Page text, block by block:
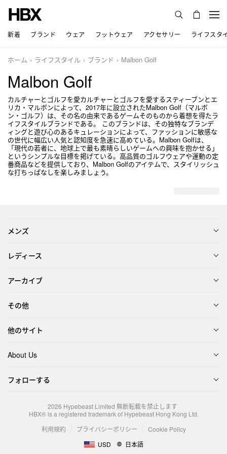
新着 ブランド ウェア フットウェア アクセサリー ライフスタ
ホーム ライフスタイル ブランド Malbon Golf
Malbon Golf
カルチャーとゴルフを愛カルチャーとゴルフを愛するスティーブンとエ
リカ・マルボンによって、2017年に設立されたMalbon Golf（マルボ
ン・ゴルフ）は、その名の由来であるゲームそのものから着想を得たラ
イフスタイルブランドである。 このブランドは、その独特なブランデ
ィングと遊び心のあるキュレーションによって、ファッションに敏感な
の世代に幅広い人気と認知度を急速に高めている。Malbon Golfは、
「現代の若者に、地球上で最も素晴らしいゲームへの興味を抱かせる」
というシンプルな目標を掲げている。高品質のゴルフウェアや運動の定
番商品などを提供しており、Malbon Golfのアイテムで、スタイリッシュ
な打ちっぱなしを楽しみましょう。
メンズ
レディース
アーカイブ
その他
他のサイト
About Us
フォローする
2026 Hypebeast Limited 無断転載を禁止します
HBX® is a registered trademark of Hypebeast Hong Kong Ltd.
利用規約
プライバシーポリシー
Cookie Policy
USD
日本語